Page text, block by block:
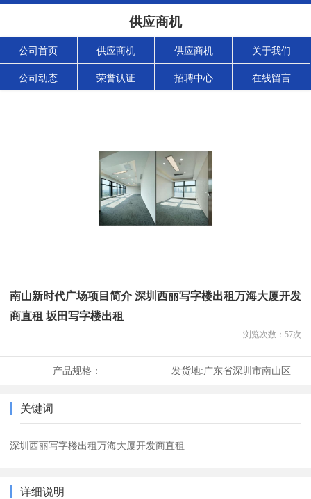
供应商机
公司首页 供应商机 供应商机 关于我们
公司动态 荣誉认证 招聘中心 在线留言
南山新时代广场项目简介 深圳西丽写字楼出租万海大厦开发
商直租 坂田写字楼出租
浏览次数： 57次
产品规格： 发货地:广东省深圳市南山区
关键词
深圳西丽写字楼出租万海大厦开发商直租
详细说明